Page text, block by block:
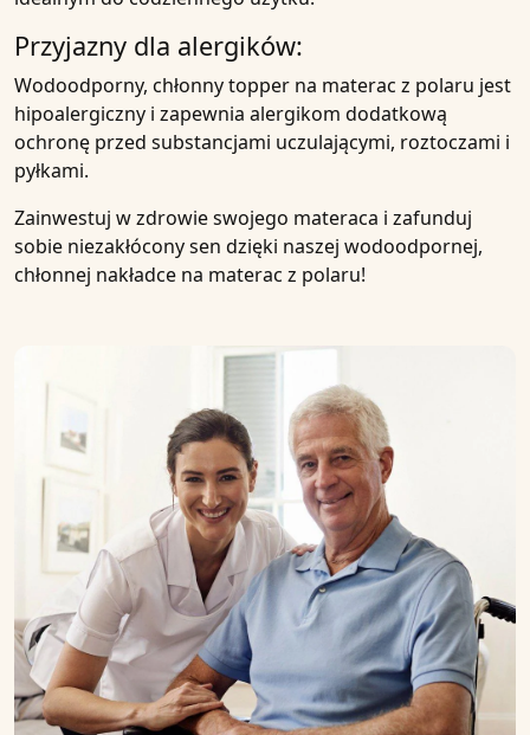
Przyjazny dla alergików:
Wodoodporny, chłonny topper na materac z polaru jest
hipoalergiczny i zapewnia alergikom dodatkową
ochronę przed substancjami uczulającymi, roztoczami i
pyłkami.
Zainwestuj w zdrowie swojego materaca i zafunduj
sobie niezakłócony sen dzięki naszej wodoodpornej,
chłonnej nakładce na materac z polaru!